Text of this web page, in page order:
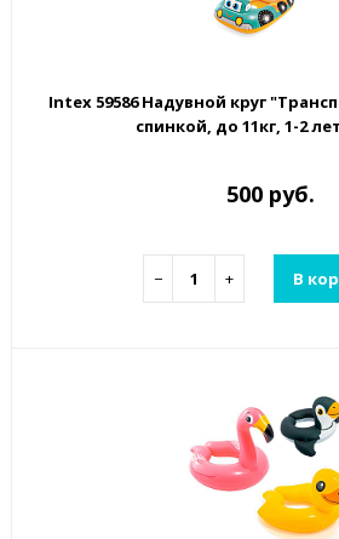
Intex 59586 Надувной круг
спинкой, до 11кг, 1-2
500 руб.
− + В